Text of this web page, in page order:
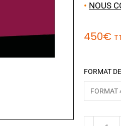
• NOUS
450€
FORMAT